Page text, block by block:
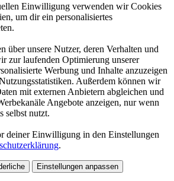
Einwilligung verwenden wir Cookies
um dir ein personalisiertes
über unsere Nutzer, deren Verhalten und
zur laufenden Optimierung unserer
Werbung und Inhalte anzuzeigen
Außerdem können wir
mit externen Anbietern abgleichen und
Angebote anzeigen, nur wenn
selbst nutzt.
deiner Einwilligung in den Einstellungen
.
Einstellungen anpassen